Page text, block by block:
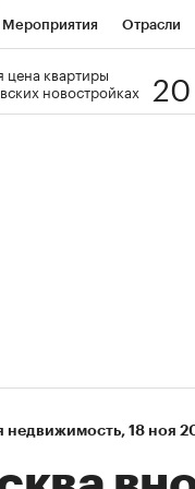
Мероприятия Отрасли
РБК Образование
цена квартиры
новостройках
недвижимость⁠, 18 ноя